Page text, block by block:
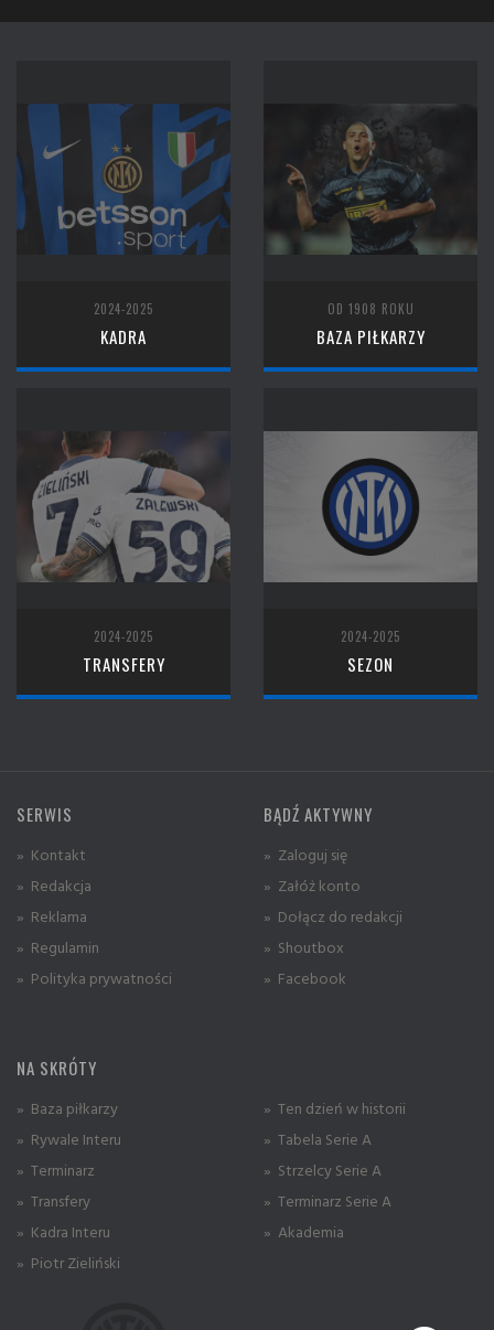
2024-2025
KADRA
OD 1908 ROKU
BAZA PIŁKARZY
2024-2025
TRANSFERY
2024-2025
SEZON
SERWIS
» Kontakt
» Redakcja
» Reklama
» Regulamin
» Polityka prywatności
BĄDŹ AKTYWNY
» Zaloguj się
» Załóż konto
» Dołącz do redakcji
» Shoutbox
» Facebook
NA SKRÓTY
» Baza piłkarzy
» Rywale Interu
» Terminarz
» Transfery
» Kadra Interu
» Piotr Zieliński
» Ten dzień w historii
» Tabela Serie A
» Strzelcy Serie A
» Terminarz Serie A
» Akademia